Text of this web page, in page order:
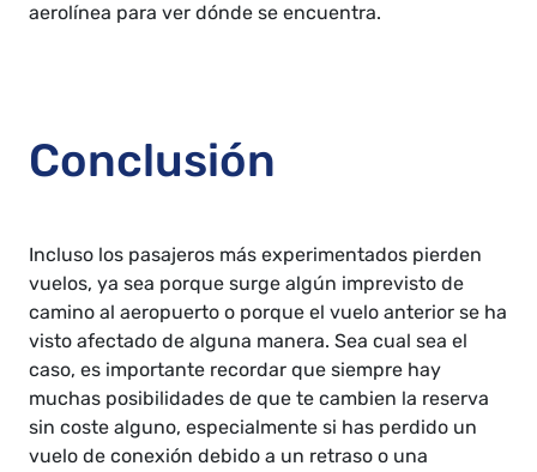
aerolínea para ver dónde se encuentra.
Conclusión
Incluso los pasajeros más experimentados pierden
vuelos, ya sea porque surge algún imprevisto de
camino al aeropuerto o porque el vuelo anterior se ha
visto afectado de alguna manera. Sea cual sea el
caso, es importante recordar que siempre hay
muchas posibilidades de que te cambien la reserva
sin coste alguno, especialmente si has perdido un
vuelo de conexión debido a un retraso o una